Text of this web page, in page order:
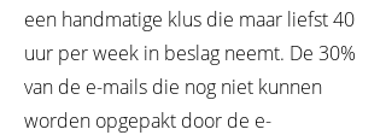
een handmatige klus die maar liefst 40
uur per week in beslag neemt. De 30%
van de e-mails die nog niet kunnen
worden opgepakt door de e-